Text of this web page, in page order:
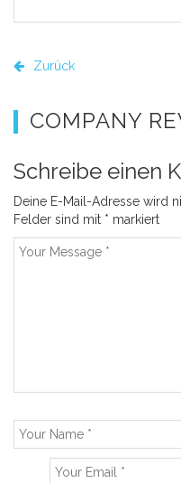
Zurück
COMPANY
Schreibe einen
Deine E-Mail-Adresse wird
Felder sind mit * markiert